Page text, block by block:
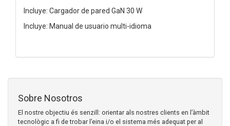
Incluye: Cargador de pared GaN 30 W
Incluye: Manual de usuario multi-idioma
Sobre Nosotros
El nostre objectiu és senzill: orientar als nostres clients en l’àmbit
tecnològic a fi de trobar l’eina i/o el sistema més adequat per al